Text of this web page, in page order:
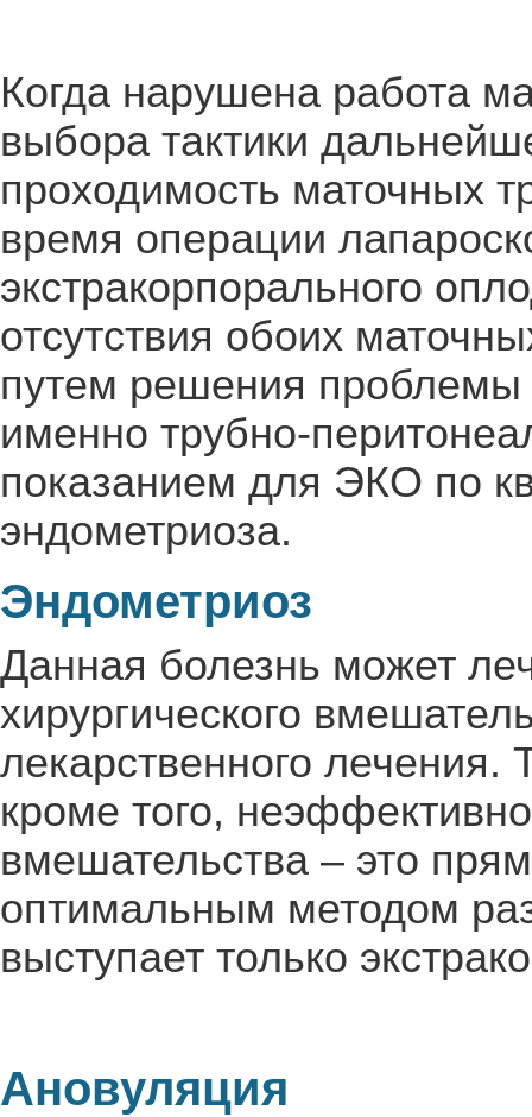
Когда нарушена работа
выбора тактики
проходимость маточных
время операции
экстракорпорального
отсутствия обоих
путем решения
именно трубно-
показанием для ЭКО по
эндометриоза.
Эндометриоз
Данная болезнь может
хирургического
лекарственного
кроме того,
вмешательства – это
оптимальным методом
выступает только
Ановуляция